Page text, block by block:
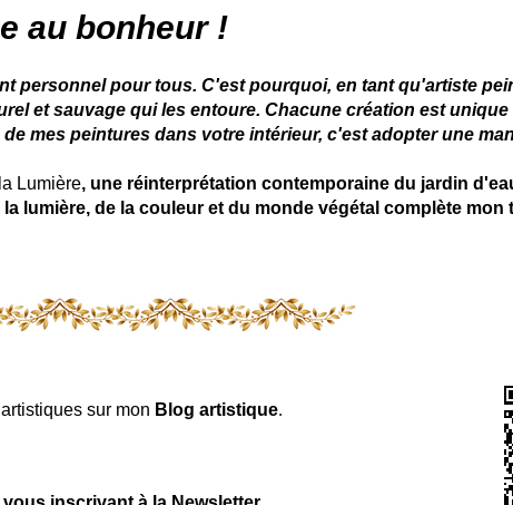
au bonheur !
pour tous. C'est pourquoi, en tant qu'artiste
et sauvage qui les entoure. Chacune création est
mes peintures dans votre intérieur, c'est adopter une
Lumière, une réinterprétation contemporaine du jardin
lumière, de la couleur et du monde végétal complète
sur mon Blog artistique.